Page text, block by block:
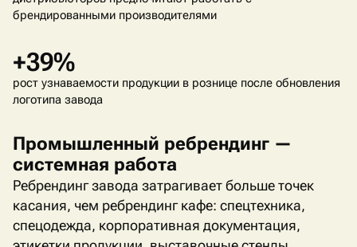
брендированными производителями
+39%
рост узнаваемости продукции в рознице после обновления
логотипа завода
Промышленный ребрендинг —
системная работа
Ребрендинг завода затрагивает больше точек
касания, чем ребрендинг кафе: спецтехника,
спецодежда, корпоративная документация,